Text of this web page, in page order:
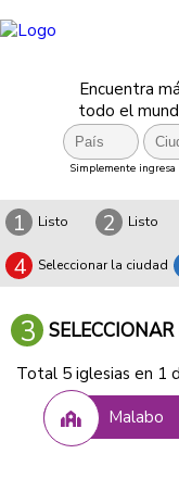
Encuentra
todo el
Simplemente ingresa
1 Listo 2 Listo
4 Seleccionar la ciudad
3
Total 5 iglesias en 1
Malabo